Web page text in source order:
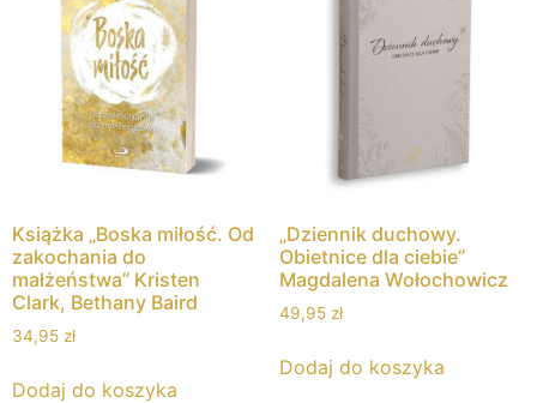
Książka „Boska miłość. Od
zakochania do
małżeństwa” Kristen
Clark, Bethany Baird
34,95 zł
Dodaj do koszyka
„Dziennik duchowy.
Obietnice dla ciebie”
Magdalena Wołochowicz
49,95 zł
Dodaj do koszyka